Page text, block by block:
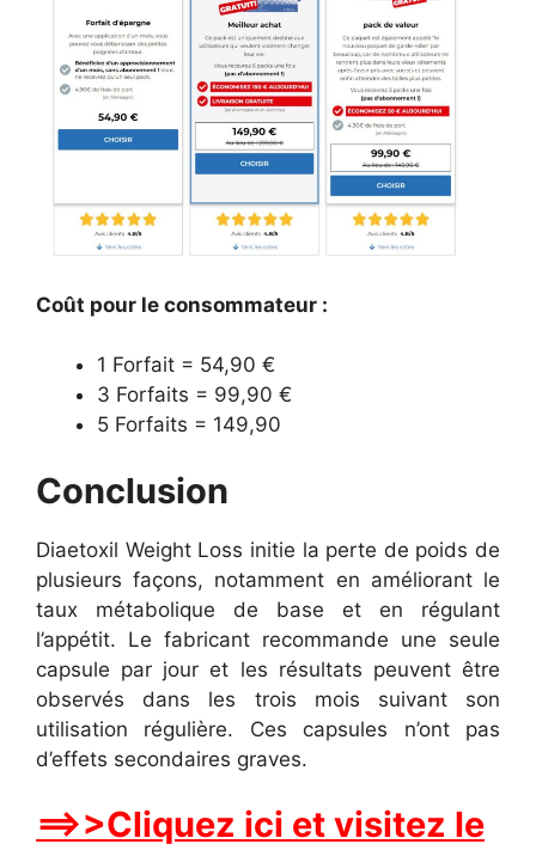
Coût pour le consommateur :
1 Forfait = 54,90 €
3 Forfaits = 99,90 €
5 Forfaits = 149,90
Conclusion
Diaetoxil Weight Loss initie la perte de poids de
plusieurs façons, notamment en améliorant le
taux métabolique de base et en régulant
l’appétit. Le fabricant recommande une seule
capsule par jour et les résultats peuvent être
observés dans les trois mois suivant son
utilisation régulière. Ces capsules n’ont pas
d’effets secondaires graves.
==>>Cliquez ici et visitez le